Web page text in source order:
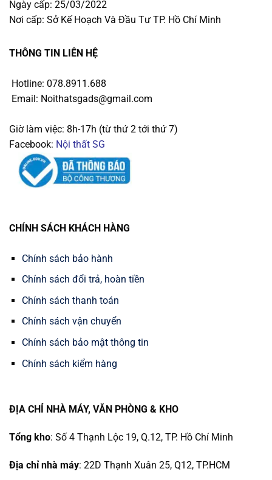
Ngày cấp: 25/03/2022
Nơi cấp: Sở Kế Hoạch Và Đầu Tư TP. Hồ Chí Minh
THÔNG TIN LIÊN HỆ
Hotline: 078.8911.688
Email: Noithatsgads@gmail.com
Giờ làm việc: 8h-17h (từ thứ 2 tới thứ 7)
Facebook: Nội thất SG
CHÍNH SÁCH KHÁCH HÀNG
Chính sách bảo hành
Chính sách đổi trả, hoàn tiền
Chính sách thanh toán
Chính sách vận chuyển
Chính sách bảo mật thông tin
Chính sách kiểm hàng
ĐỊA CHỈ NHÀ MÁY, VĂN PHÒNG & KHO
Tổng kho: Số 4 Thạnh Lộc 19, Q.12, TP. Hồ Chí Minh
Địa chỉ nhà máy: 22D Thạnh Xuân 25, Q12, TP.HCM